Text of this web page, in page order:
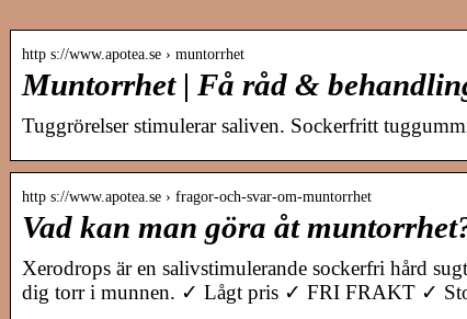
http s://www.apotea.se › muntorrhet
Muntorrhet | Få råd &
Tuggrörelser stimulerar saliven. Sockerfritt
http s://www.apotea.se › fragor-och-svar-om-muntorrhet
Vad kan man göra åt
Xerodrops är en salivstimulerande sockerfri hård
dig torr i munnen. ✓ Lågt pris ✓ FRI FRAKT ✓